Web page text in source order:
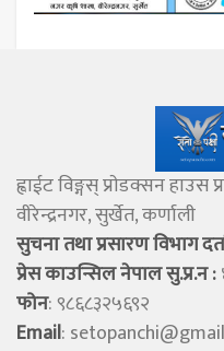
ह्वाईट विङ्गस् प्राेडक्सन हाउस
वीरेन्द्रनगर, सुर्खेत, कर्णाली
सुचना तथा प्रसारण विभाग
प्रेस काउन्सिल नेपाल सु.प्र.न :
फोन: ९८६८३२५६९२
Email: